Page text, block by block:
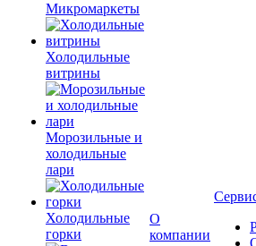
Микромаркеты
Холодильные
витрины
Морозильные и
холодильные
лари
Холодильные
горки
О
компании